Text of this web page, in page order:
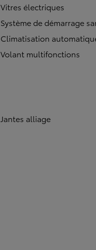
Vitres électriques
Système de démarrage
Climatisation
Volant multifonctions
Jantes alliage